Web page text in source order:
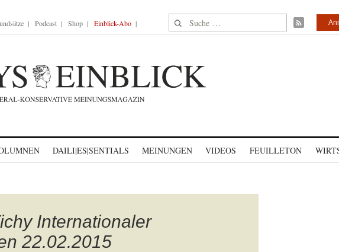
Podcast Shop Einblick-Abo Suche nach:
DAILI|ES|SENTIALS MEINUNGEN VIDEOS FEUILLETON
Internationaler
22.02.2015